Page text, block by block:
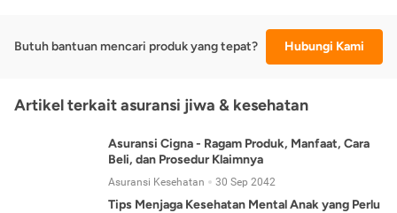
Butuh bantuan mencari produk yang tepat? Hubungi Kami
Artikel terkait asuransi jiwa & kesehatan
Asuransi Cigna - Ragam Produk, Manfaat, Cara
Beli, dan Prosedur Klaimnya
Asuransi Kesehatan 30 Sep 2042
Tips Menjaga Kesehatan Mental Anak yang Perlu